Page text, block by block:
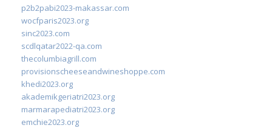
p2b2pabi2023-makassar.com
wocfparis2023.org
sinc2023.com
scdlqatar2022-qa.com
thecolumbiagrill.com
provisionscheeseandwineshoppe.com
khedi2023.org
akademikgeriatri2023.org
marmarapediatri2023.org
emchie2023.org